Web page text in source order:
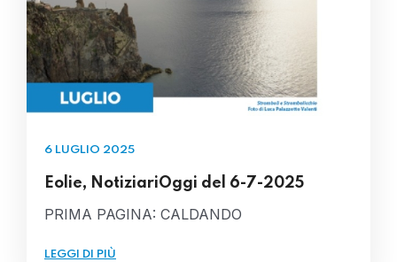
6 LUGLIO 2025
Eolie, NotiziariOggi del 6-7-2025
PRIMA PAGINA: CALDANDO
LEGGI DI PIÙ